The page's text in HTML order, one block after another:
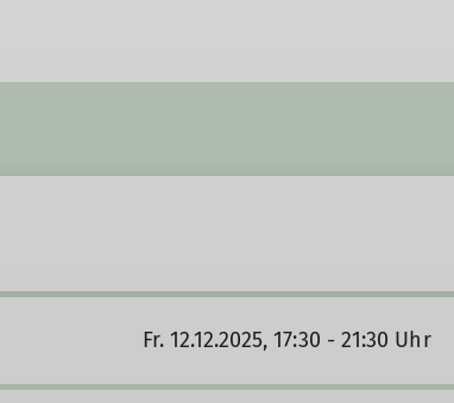
Fr. 12.12.2025, 17:30 - 21:30 Uhr